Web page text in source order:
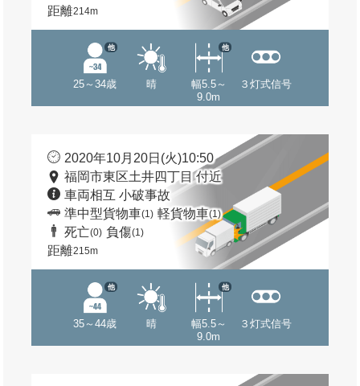
距離214m
25～34歳
他
晴
幅5.5～
9.0m
他
３灯式信号
2020年10月20日(火)10:50
福岡市東区土井四丁目 付近
車両相互 小破事故
準中型貨物車(1) 軽貨物車(1)
死亡(0) 負傷(1)
距離215m
35～44歳
他
晴
幅5.5～
9.0m
他
３灯式信号